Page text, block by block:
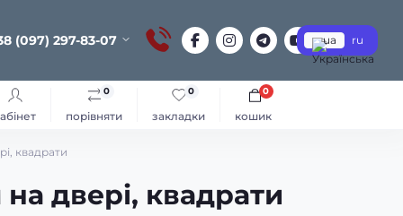
(097) 297-83-07 ua ru
порівняти
0
закладки
0
кошик
0
квадрати
двері, квадрати